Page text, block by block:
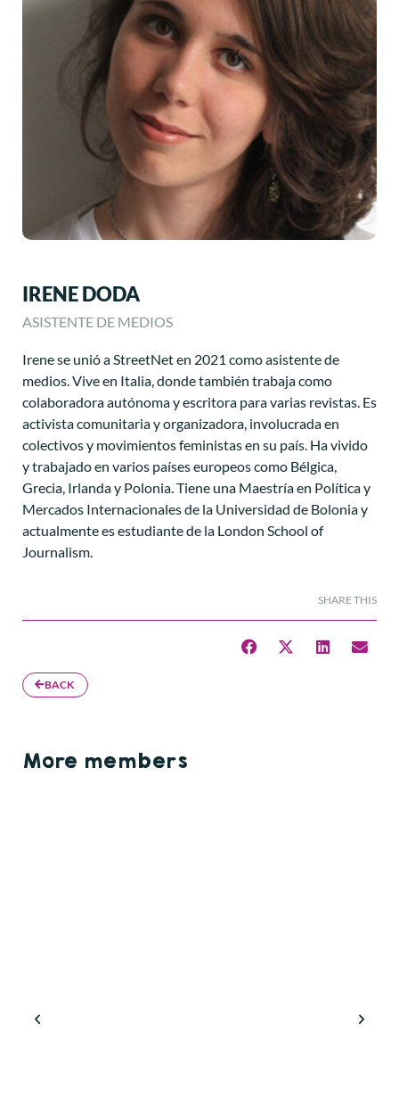
IRENE DODA
ASISTENTE DE MEDIOS
Irene se unió a StreetNet en 2021 como asistente de
medios. Vive en Italia, donde también trabaja como
colaboradora autónoma y escritora para varias revistas. Es
activista comunitaria y organizadora, involucrada en
colectivos y movimientos feministas en su país. Ha vivido
y trabajado en varios países europeos como Bélgica,
Grecia, Irlanda y Polonia. Tiene una Maestría en Política y
Mercados Internacionales de la Universidad de Bolonia y
actualmente es estudiante de la London School of
Journalism.
SHARE THIS
BACK
More members